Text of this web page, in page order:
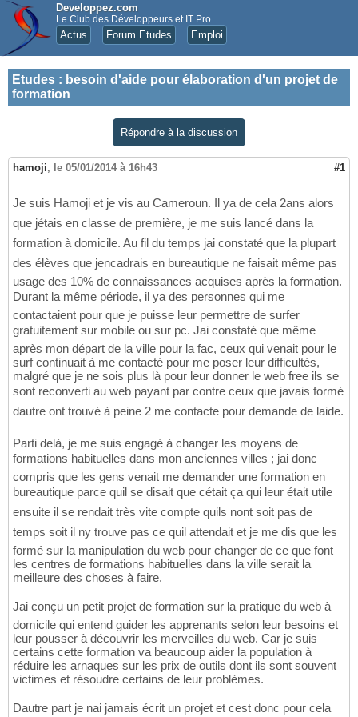
Developpez.com
Le Club des Développeurs et IT Pro
Actus Forum Etudes Emploi
Etudes : besoin d'aide pour élaboration d'un projet de
formation
Répondre à la discussion
hamoji, le 05/01/2014 à 16h43 #1
Je suis Hamoji et je vis au Cameroun. Il ya de cela 2ans alors
que jétais en classe de première, je me suis lancé dans la
formation à domicile. Au fil du temps jai constaté que la plupart
des élèves que jencadrais en bureautique ne faisait même pas
usage des 10% de connaissances acquises après la formation.
Durant la même période, il ya des personnes qui me
contactaient pour que je puisse leur permettre de surfer
gratuitement sur mobile ou sur pc. Jai constaté que même
après mon départ de la ville pour la fac, ceux qui venait pour le
surf continuait à me contacté pour me poser leur difficultés,
malgré que je ne sois plus là pour leur donner le web free ils se
sont reconverti au web payant par contre ceux que javais formé
dautre ont trouvé à peine 2 me contacte pour demande de laide.
Parti delà, je me suis engagé à changer les moyens de
formations habituelles dans mon anciennes villes ; jai donc
compris que les gens venait me demander une formation en
bureautique parce quil se disait que cétait ça qui leur était utile
ensuite il se rendait très vite compte quils nont soit pas de
temps soit il ny trouve pas ce quil attendait et je me dis que les
formé sur la manipulation du web pour changer de ce que font
les centres de formations habituelles dans la ville serait la
meilleure des choses à faire.
Jai conçu un petit projet de formation sur la pratique du web à
domicile qui entend guider les apprenants selon leur besoins et
leur pousser à découvrir les merveilles du web. Car je suis
certains cette formation va beaucoup aider la population à
réduire les arnaques sur les prix de outils dont ils sont souvent
victimes et résoudre certains de leur problèmes.
Dautre part je nai jamais écrit un projet et cest donc pour cela